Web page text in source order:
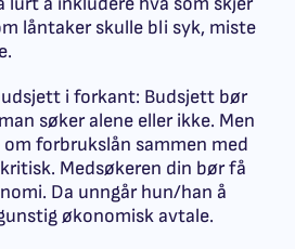
låntaker skulle bli syk, miste
i forkant: Budsjett bør
søker alene eller ikke. Men
forbrukslån sammen med
Medsøkeren din bør få
Da unngår hun/han å
økonomisk avtale.